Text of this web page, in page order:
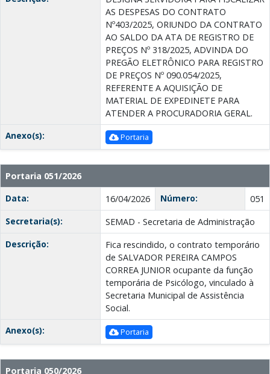
AS DESPESAS DO CONTRATO
Nº403/2025, ORIUNDO DA CONTRATO
AO SALDO DA ATA DE REGISTRO DE
PREÇOS Nº 318/2025, ADVINDA DO
PREGÃO ELETRÔNICO PARA REGISTRO
DE PREÇOS Nº 090.054/2025,
REFERENTE A AQUISIÇÃO DE
MATERIAL DE EXPEDINETE PARA
ATENDER A PROCURADORIA GERAL.
Anexo(s):
Portaria
Portaria 051/2026
Data:
16/04/2026 Número:
051
Secretaria(s):
SEMAD - Secretaria de Administração
Descrição:
Fica rescindido, o contrato temporário
de SALVADOR PEREIRA CAMPOS
CORREA JUNIOR ocupante da função
temporária de Psicólogo, vinculado à
Secretaria Municipal de Assistência
Social.
Anexo(s):
Portaria
Portaria 050/2026